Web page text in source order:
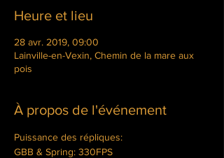
Heure et lieu
28 avr. 2019, 09:00
Lainville-en-Vexin, Chemin de la mare aux
pois
À propos de l'événement
GBB & Spring: 330FPS